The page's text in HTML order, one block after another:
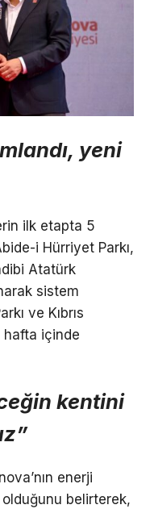
yeni
ilk etapta 5
i Hürriyet Parkı,
Atatürk
sistem
ve Kıbrıs
hafta içinde
kentini
enerji
belirterek,